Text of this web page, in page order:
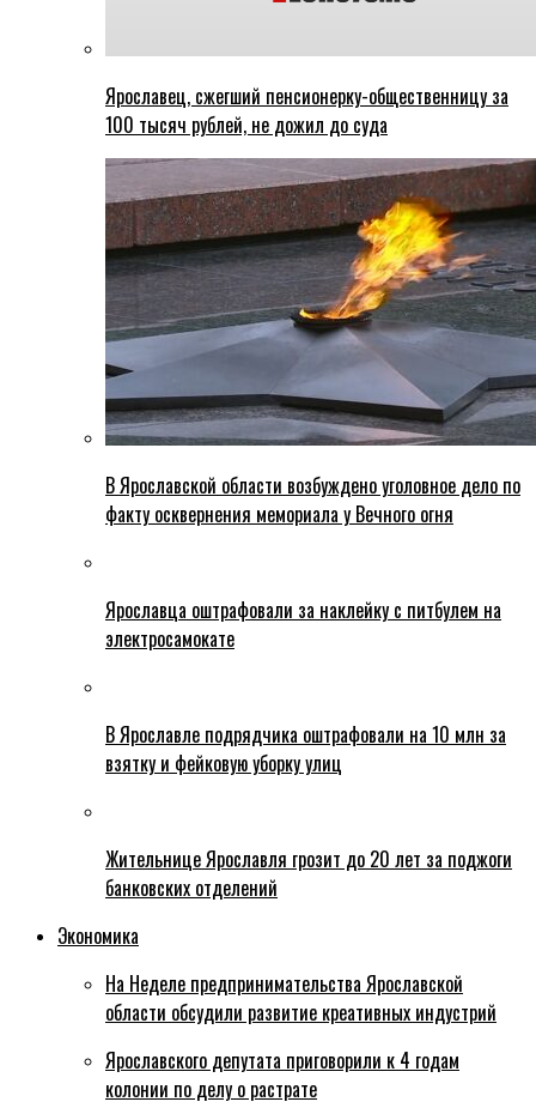
Ярославец, сжегший пенсионерку-общественницу за
100 тысяч рублей, не дожил до суда
В Ярославской области возбуждено уголовное дело по
факту осквернения мемориала у Вечного огня
Ярославца оштрафовали за наклейку с питбулем на
электросамокате
В Ярославле подрядчика оштрафовали на 10 млн за
взятку и фейковую уборку улиц
Жительнице Ярославля грозит до 20 лет за поджоги
банковских отделений
Экономика
На Неделе предпринимательства Ярославской
области обсудили развитие креативных индустрий
Ярославского депутата приговорили к 4 годам
колонии по делу о растрате